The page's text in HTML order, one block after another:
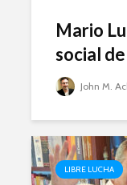
Mario
social
John M.
LIBRE LUCHA